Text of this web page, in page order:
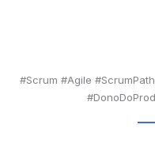
#Scrum #Agile